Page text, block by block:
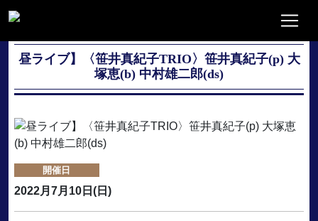
昼ライブ】〈笹井真紀子TRIO〉笹井真紀子(p) 大
塚恵(b) 中村雄二郎(ds)
開催日
2022月7月10日(日)